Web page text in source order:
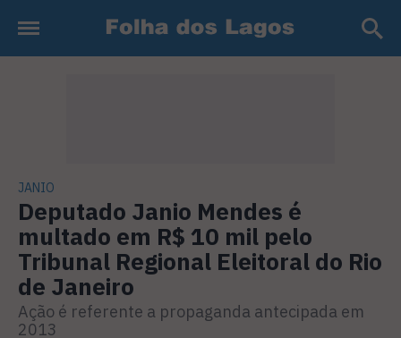
JANIO
Deputado Janio Mendes é
multado em R$ 10 mil pelo
Tribunal Regional Eleitoral do Rio
de Janeiro
Ação é referente a propaganda antecipada em
2013